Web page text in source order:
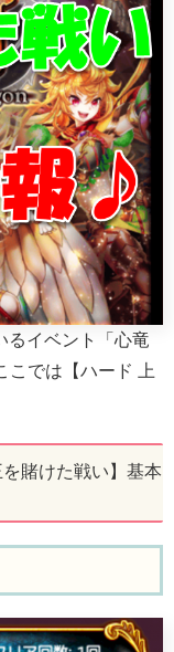
るイベント「心竜
こでは【ハード 上
賭けた戦い】基本